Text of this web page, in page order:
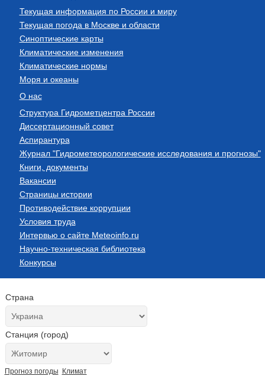
Текущая информация по России и миру
Текущая погода в Москве и области
Синоптические карты
Климатические изменения
Климатические нормы
Моря и океаны
О нас
Структура Гидрометцентра России
Диссертационный совет
Аспирантура
Журнал "Гидрометеорологические исследования и прогнозы"
Книги, документы
Вакансии
Страницы истории
Противодействие коррупции
Условия труда
Интервью о сайте Meteoinfo.ru
Научно-техническая библиотека
Конкурсы
Страна
Станция (город)
Прогноз погоды Климат